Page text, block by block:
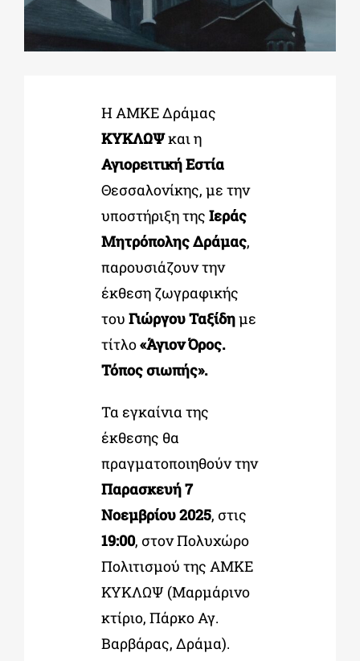
ΔΙΔΑΚΤΟΡΙΚΑ
Η ΑΜΚΕ Δράμας
ΚΥΚΛΩΨκαι η
Αγιορειτική Εστία
Θεσσαλονίκης, με την
υποστήριξη της Ιεράς
Μητρόπολης Δράμας,
παρουσιάζουν την
έκθεση ζωγραφικής
του Γιώργου Ταξίδημε
τίτλο«Άγιον Όρος.
Τόπος σιωπής».
Τα εγκαίνια της
έκθεσης θα
πραγματοποιηθούν την
Παρασκευή 7
Νοεμβρίου 2025, στις
19:00, στον Πολυχώρο
Πολιτισμού της ΑΜΚΕ
ΚΥΚΛΩΨ (Μαρμάρινο
κτίριο, Πάρκο Αγ.
Βαρβάρας, Δράμα).